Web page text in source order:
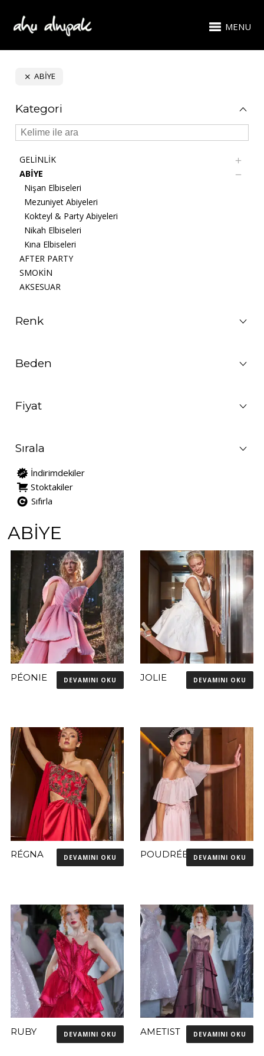
MENU
ABİYE
PÉONIE DEVAMINI OKU JOLIE DEVAMINI OKU
RÉGNA DEVAMINI OKU POUDRÉE DEVAMINI OKU
RUBY DEVAMINI OKU AMETIST DEVAMINI OKU
ABİYE
Kategori
GELİNLİK
ABİYE
Nişan Elbiseleri
Mezuniyet Abiyeleri
Kokteyl & Party Abiyeleri
Nikah Elbiseleri
Kına Elbiseleri
AFTER PARTY
SMOKİN
AKSESUAR
Renk
Beden
Fiyat
Sırala
İndirimdekiler
Stoktakiler
Sıfırla